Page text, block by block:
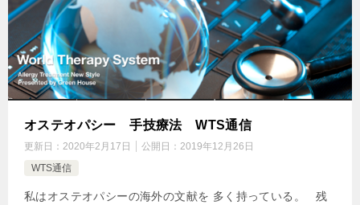
オステオパシー 手技療法 WTS通信
更新日： 2020年2月17日 公開日： 2019年12月26日
WTS通信
私はオステオパシーの海外の文献を 多く持っている。 残